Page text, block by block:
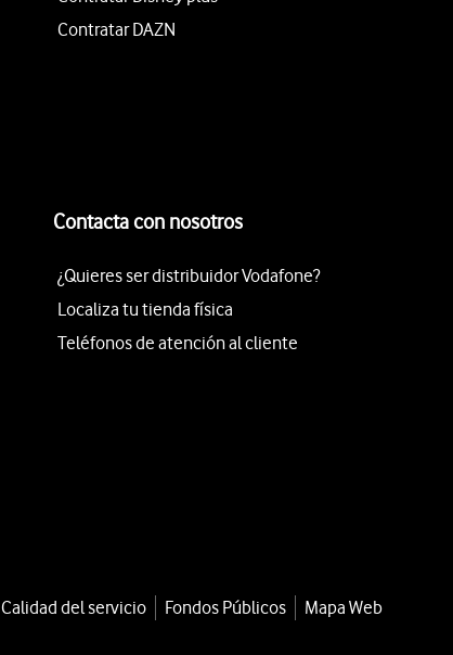
Contratar DAZN
Contacta con nosotros
¿Quieres ser distribuidor Vodafone?
Localiza tu tienda física
Teléfonos de atención al cliente
Calidad del servicio Fondos Públicos
Mapa Web